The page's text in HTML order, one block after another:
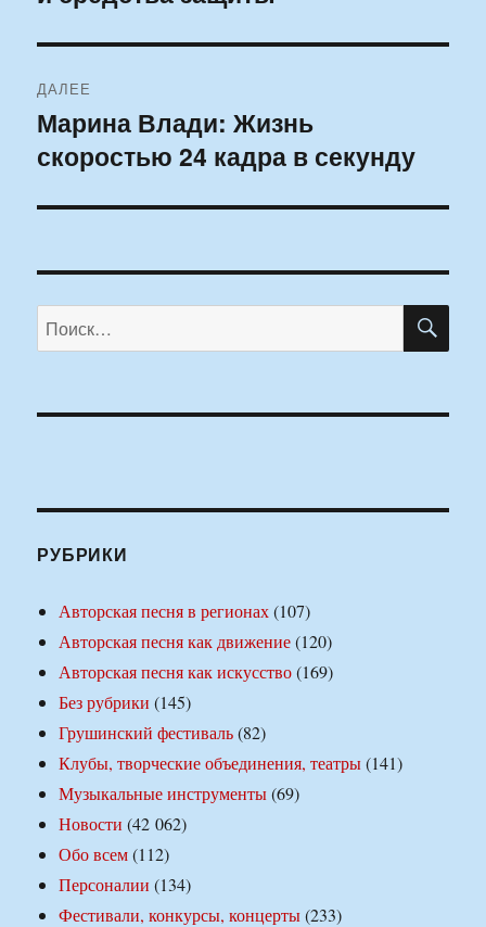
ДАЛЕЕ
Следующая
запись:
Марина Влади: Жизнь
скоростью 24 кадра в секунду
Искать:
РУБРИКИ
Авторская песня в регионах(107)
Авторская песня как движение(120)
Авторская песня как искусство(169)
Без рубрики (145)
Грушинский фестиваль(82)
Клубы, творческие объединения, театры(141)
Музыкальные инструменты(69)
Новости (42 062)
Обо всем(112)
Персоналии (134)
Фестивали, конкурсы, концерты(233)